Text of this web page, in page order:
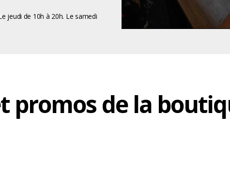
jeudi de 10h à 20h. Le samedi
promos de la